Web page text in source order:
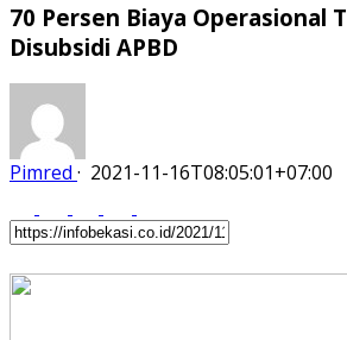
70 Persen Biaya Operasional
Disubsidi APBD
Pimred · 2021-11-16T08:05:01+07:00